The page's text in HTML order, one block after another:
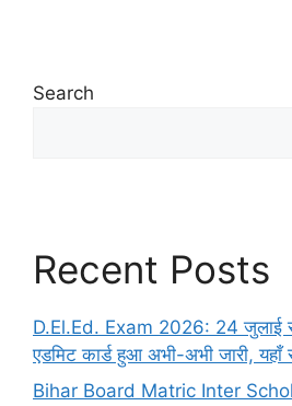
Search
Recent Posts
D.El.Ed. Exam 2026: 24 जुलाई से
एडमिट कार्ड हुआ अभी-अभी जारी,
Bihar Board Matric Inter